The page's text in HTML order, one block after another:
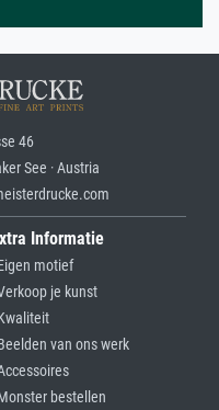
46
See · Austria
Informatie
motief
je kunst
van ons werk
bestellen